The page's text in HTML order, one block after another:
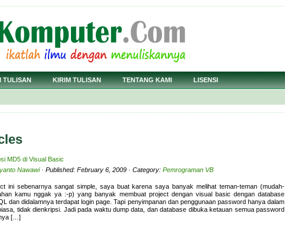
TULISAN KIRIM TULISAN TENTANG KAMI LISENSI
MD5 di Visual Basic
Nawawi· Published: February 6, 2009 · Category: Pemrograman VB
ini sebenarnya sangat simple, saya buat karena saya banyak melihat teman-teman (mudah-
kamu nggak ya :-p) yang banyak membuat project dengan visual basic dengan database
dan didalamnya terdapat login page. Tapi penyimpanan dan penggunaan password hanya dalam
tidak dienkripsi. Jadi pada waktu dump data, dan database dibuka ketauan semua password
[…]